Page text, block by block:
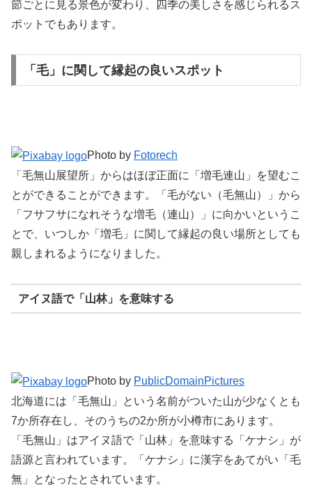
節ごとに見る景色が変わり、四季の美しさを感じられるス
ポットでもあります。
「毛」に関して縁起の良いスポット
Photo by Fotorech
「毛無山展望所」からはほぼ正面に「増毛連山」を望むこ
とができることができます。「毛がない（毛無山）」から
「フサフサになれそうな増毛（連山）」に向かいというこ
とで、いつしか「増毛」に関して縁起の良い場所としても
親しまれるようになりました。
アイヌ語で「山林」を意味する
Photo by PublicDomainPictures
北海道には「毛無山」という名前がついた山が少なくとも
7か所存在し、そのうちの2か所が小樽市にあります。
「毛無山」はアイヌ語で「山林」を意味する「ケナシ」が
語源と言われています。「ケナシ」に漢字をあてがい「毛
無」となったとされています。